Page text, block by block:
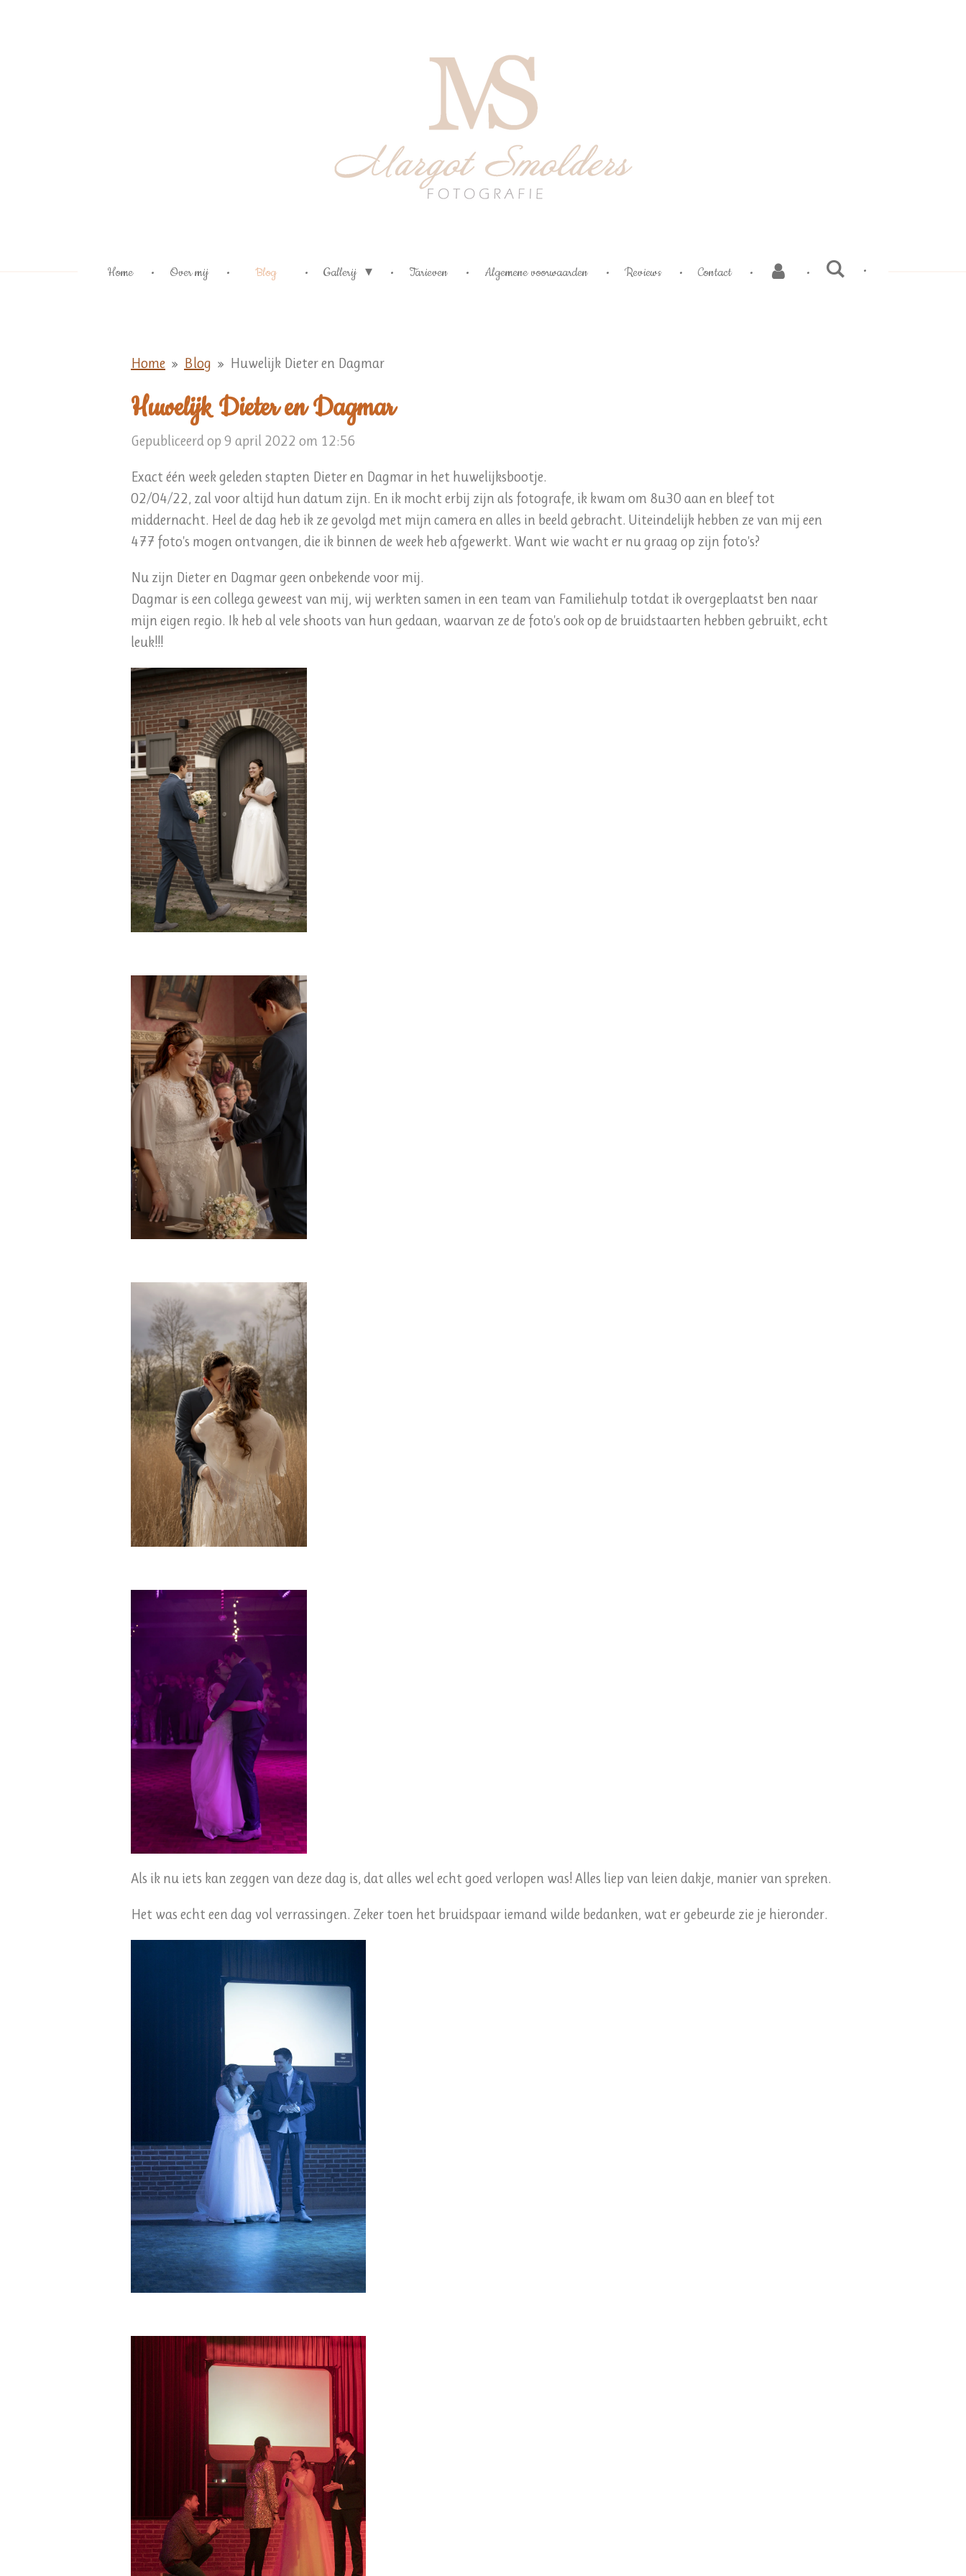
Home Over mij Blog Gallerij Tarieven Algemene voorwaarden Reviews Contact
Home » Blog » Huwelijk Dieter en Dagmar
Huwelijk Dieter en Dagmar
Gepubliceerd op 9 april 2022 om 12:56
Exact één week geleden stapten Dieter en Dagmar in het huwelijksbootje.
02/04/22, zal voor altijd hun datum zijn. En ik mocht erbij zijn als fotografe, ik kwam om 8u30 aan en bleef tot
middernacht. Heel de dag heb ik ze gevolgd met mijn camera en alles in beeld gebracht. Uiteindelijk hebben ze van mij een
477 foto's mogen ontvangen, die ik binnen de week heb afgewerkt. Want wie wacht er nu graag op zijn foto's?
Nu zijn Dieter en Dagmar geen onbekende voor mij.
Dagmar is een collega geweest van mij, wij werkten samen in een team van Familiehulp totdat ik overgeplaatst ben naar
mijn eigen regio. Ik heb al vele shoots van hun gedaan, waarvan ze de foto's ook op de bruidstaarten hebben gebruikt, echt
leuk!!!
Als ik nu iets kan zeggen van deze dag is, dat alles wel echt goed verlopen was! Alles liep van leien dakje, manier van spreken.
Het was echt een dag vol verrassingen. Zeker toen het bruidspaar iemand wilde bedanken, wat er gebeurde zie je hieronder.